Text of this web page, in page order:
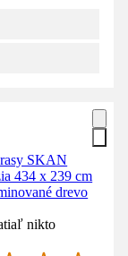
SKAN
434 x 239 cm
drevo
nikto